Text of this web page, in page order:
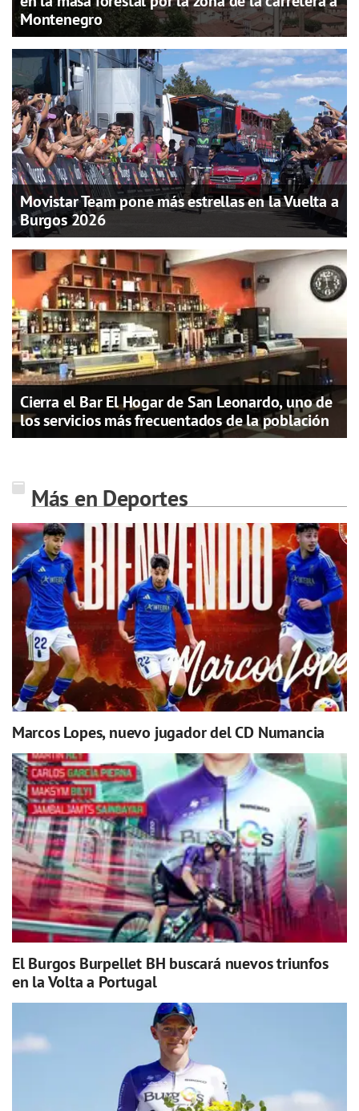
Montenegro
Movistar Team pone más estrellas en la Vuelta a
Burgos 2026
Cierra el Bar El Hogar de San Leonardo, uno de
los servicios más frecuentados de la población
Más en Deportes
Marcos Lopes, nuevo jugador del CD Numancia
El Burgos Burpellet BH buscará nuevos triunfos
en la Volta a Portugal